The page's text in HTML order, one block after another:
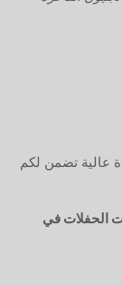
عالية تضمن لكم
الحفلات في